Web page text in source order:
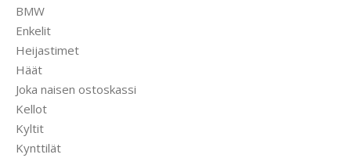
BMW
Enkelit
Heijastimet
Häät
Joka naisen ostoskassi
Kellot
Kyltit
Kynttilät